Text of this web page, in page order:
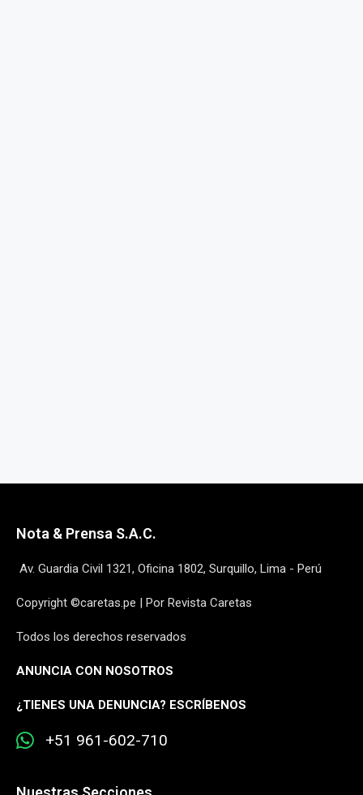
Nota & Prensa S.A.C.
Av. Guardia Civil 1321, Oficina 1802, Surquillo, Lima - Perú
Copyright ©caretas.pe | Por Revista Caretas
Todos los derechos reservados
ANUNCIA CON NOSOTROS
¿TIENES UNA DENUNCIA? ESCRÍBENOS
+51 961-602-710